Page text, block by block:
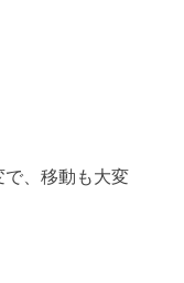
、移動も大変